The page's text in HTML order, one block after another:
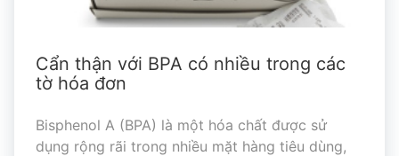
Cẩn thận với BPA có nhiều trong các
tờ hóa đơn
Bisphenol A (BPA) là một hóa chất được sử
dụng rộng rãi trong nhiều mặt hàng tiêu dùng,